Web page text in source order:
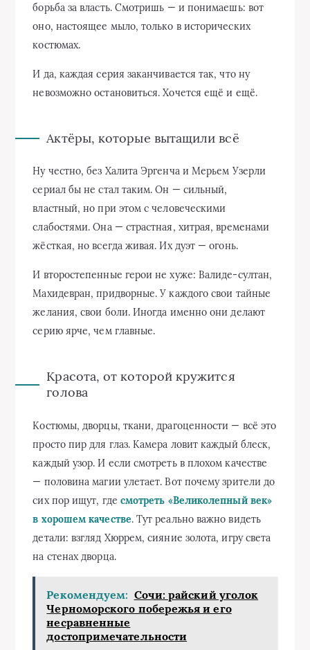
борьба за власть. Смотришь — и понимаешь: вот
оно, настоящее мыло, только в исторических
костюмах.
И да, каждая серия заканчивается так, что ну
невозможно остановиться. Хочется ещё и ещё.
Актёры, которые вытащили всё
Ну честно, без Халита Эргенча и Мерьем Узерли
сериал бы не стал таким. Он — сильный,
властный, но при этом с человеческими
слабостями. Она — страстная, хитрая, временами
жёсткая, но всегда живая. Их дуэт — огонь.
И второстепенные герои не хуже: Валиде-султан,
Махидевран, придворные. У каждого свои тайные
желания, свои боли. Иногда именно они делают
серию ярче, чем главные.
Красота, от которой кружится
голова
Костюмы, дворцы, ткани, драгоценности — всё это
просто пир для глаз. Камера ловит каждый блеск,
каждый узор. И если смотреть в плохом качестве
— половина магии улетает. Вот почему зрители до
сих пор ищут, где смотреть «Великолепный век»
в хорошем качестве. Тут реально важно видеть
детали: взгляд Хюррем, сияние золота, игру света
на стенах дворца.
Рекомендуем: Сочи: райский уголок
Черноморского побережья и его
несравненные
достопримечательности